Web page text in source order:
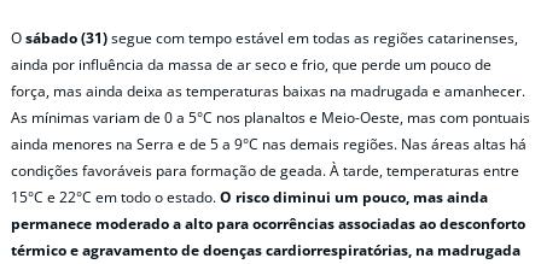
Osábado (31)segue com tempo estável em todas as regiões catarinenses,
ainda por influência da massa de ar seco e frio, que perde um pouco de
força, mas ainda deixa as temperaturas baixas na madrugada e amanhecer.
As mínimas variam de 0 a 5°C nos planaltos e Meio-Oeste, mas com pontuais
ainda menores na Serra e de 5 a 9°C nas demais regiões. Nas áreas altas há
condições favoráveis para formação de geada. À tarde, temperaturas entre
15°C e 22°C em todo o estado.O risco diminui um pouco, mas ainda
permanece moderado a alto paraocorrências associadas ao desconforto
térmico e agravamento de doenças cardiorrespiratórias, na madrugada